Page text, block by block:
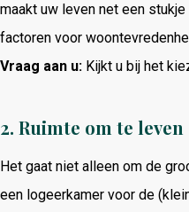
maakt uw leven net een
factoren voor
Vraag aan u: Kijkt u bij het
2. Ruimte om te leven
Het gaat niet alleen om de
een logeerkamer voor de